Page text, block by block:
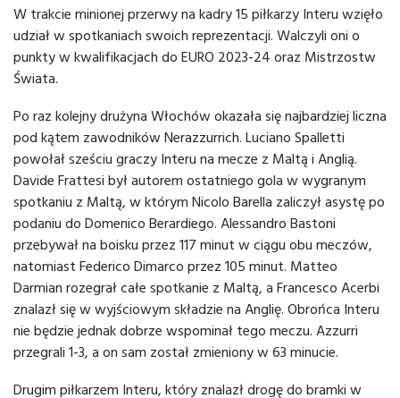
W trakcie minionej przerwy na kadry 15 piłkarzy Interu wzięło
udział w spotkaniach swoich reprezentacji. Walczyli oni o
punkty w kwalifikacjach do EURO 2023-24 oraz Mistrzostw
Świata.
Po raz kolejny drużyna Włochów okazała się najbardziej liczna
pod kątem zawodników Nerazzurrich. Luciano Spalletti
powołał sześciu graczy Interu na mecze z Maltą i Anglią.
Davide Frattesi był autorem ostatniego gola w wygranym
spotkaniu z Maltą, w którym Nicolo Barella zaliczył asystę po
podaniu do Domenico Berardiego. Alessandro Bastoni
przebywał na boisku przez 117 minut w ciągu obu meczów,
natomiast Federico Dimarco przez 105 minut. Matteo
Darmian rozegrał całe spotkanie z Maltą, a Francesco Acerbi
znalazł się w wyjściowym składzie na Anglię. Obrońca Interu
nie będzie jednak dobrze wspominał tego meczu. Azzurri
przegrali 1-3, a on sam został zmieniony w 63 minucie.
Drugim piłkarzem Interu, który znalazł drogę do bramki w